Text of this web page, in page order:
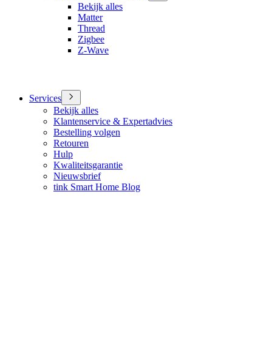
Bekijk alles
Matter
Thread
Zigbee
Z-Wave
Services
Bekijk alles
Klantenservice & Expertadvies
Bestelling volgen
Retouren
Hulp
Kwaliteitsgarantie
Nieuwsbrief
tink Smart Home Blog